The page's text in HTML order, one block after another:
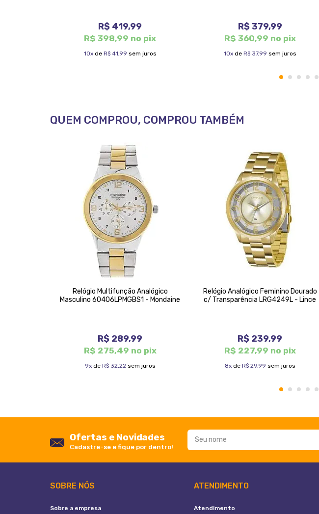
R$ 419,99
R$ 398,99 no pix
10xde R$ 41,99 sem juros
R$ 379,99
R$ 360,99 no pix
10xde R$ 37,99 sem juros
1 2 3 4 5
QUEM COMPROU, COMPROU TAMBÉM
Relógio Multifunção Analógico
Masculino 60406LPMGBS1 - Mondaine
R$ 289,99
R$ 275,49 no pix
9xde R$ 32,22 sem juros
Relógio Analógico Feminino Dourado
c/ Transparência LRG4249L - Lince
R$ 239,99
R$ 227,99 no pix
8xde R$ 29,99 sem juros
1 2 3 4 5
Ofertas e Novidades
Cadastre-se e fique por dentro!
SOBRE NÓS
Sobre a empresa
ATENDIMENTO
Atendimento